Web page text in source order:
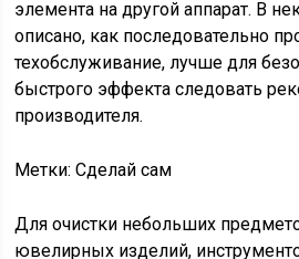
элемента на другой аппарат. В
описано, как последовательно
техобслуживание, лучше для
быстрого эффекта следовать
производителя.
Метки: Сделай сам
Для очистки небольших
ювелирных изделий,